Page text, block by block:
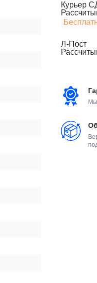
Курьер
Л-Пост
Мы